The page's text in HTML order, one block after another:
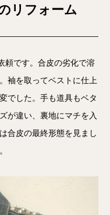
リフォーム
頼です。合皮の劣化で溶
袖を取ってベストに仕上
でした。手も道具もベタ
が違い、裏地にマチを入
合皮の最終形態を見まし